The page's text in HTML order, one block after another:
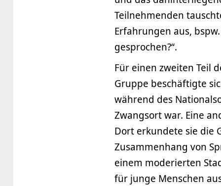
Teilnehmenden
Erfahrungen aus,
gesprochen?“.
Für einen zweiten Teil
Gruppe beschäftigte
während des
Zwangsort war. Eine
Dort erkundete sie die
Zusammenhang von
einem moderierten
für junge Menschen